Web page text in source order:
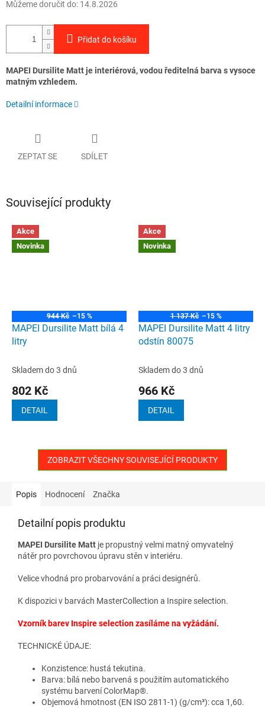
Můžeme doručit do: 14.8.2026
Přidat do košíku
MAPEI Dursilite Matt je interiérová, vodou ředitelná barva s vysoce
matným vzhledem.
Detailní informace
ZEPTAT SE SDÍLET
Související produkty
Akce
Novinka
944 Kč –15 %
MAPEI Dursilite Matt bílá 4
litry
Skladem do 3 dnů
802 Kč
DETAIL
Akce
Novinka
1 137 Kč –15 %
MAPEI Dursilite Matt 4 litry
odstín 80075
Skladem do 3 dnů
966 Kč
DETAIL
ZOBRAZIT VŠECHNY SOUVISEJÍCÍ PRODUKTY
Popis Hodnocení Značka
Detailní popis produktu
MAPEI Dursilite Matt je propustný velmi matný omyvatelný
nátěr pro povrchovou úpravu stěn v interiéru.
Velice vhodná pro probarvování a práci designérů.
K dispozici v barvách MasterCollection a Inspire selection.
Vzorník barev Inspire selection zasíláme na vyžádání.
TECHNICKÉ ÚDAJE:
Konzistence: hustá tekutina.
Barva: bílá nebo barvená s použitím automatického
systému barvení ColorMap®.
Objemová hmotnost (EN ISO 2811-1) (g/cm³): cca 1,60.